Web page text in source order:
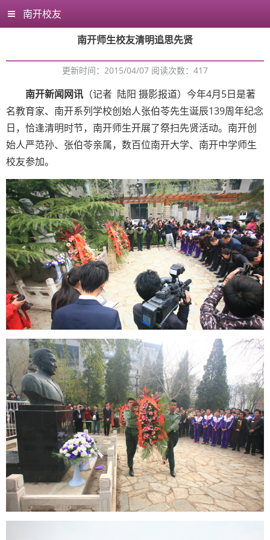
南开校友
南开师生校友清明追思先贤
更新时间：2015/04/07 阅读次数： 417
南开新闻网讯 （记者 陆阳 摄影报道）今年4月5日是著
名教育家、南开系列学校创始人张伯苓先生诞辰139周年纪念
日，恰逢清明时节，南开师生开展了祭扫先贤活动。南开创
始人严范孙、张伯苓亲属，数百位南开大学、南开中学师生
校友参加。